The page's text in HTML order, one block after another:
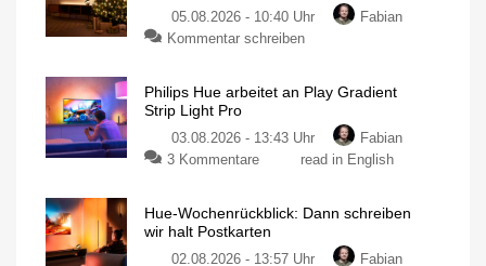
05.08.2026 - 10:40 Uhr
Fabian
Kommentar schreiben
Philips Hue arbeitet an Play Gradient
Strip Light Pro
03.08.2026 - 13:43 Uhr
Fabian
3 Kommentare
read in English
Hue-Wochenrückblick: Dann schreiben
wir halt Postkarten
02.08.2026 - 13:57 Uhr
Fabian